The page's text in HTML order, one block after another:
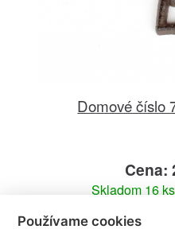
Domové číslo
Cena:
Skladom 16
Používame cookies